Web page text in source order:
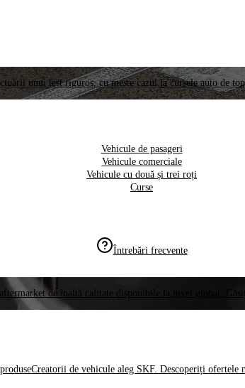
unui test riguros, cu meste cazul la cursele auto de
Vehicule de pasageri
Vehicule comerciale
Vehicule cu două și trei roți
Curse
Întrebări frecvente
de înaltă calitate disponibile la nivel global.
Creatorii de vehicule aleg SKF. Descoperiți ofertele